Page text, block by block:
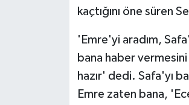
kaçtığını öne süren
'Emre'yi aradım,
bana haber
hazır' dedi. Safa'yı
Emre zaten bana,